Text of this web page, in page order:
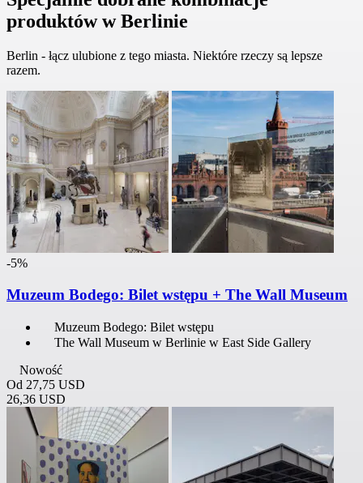
produktów w Berlinie
Berlin - łącz ulubione z tego miasta. Niektóre rzeczy są lepsze
razem.
-5%
Muzeum Bodego: Bilet wstępu + The Wall Museum
Muzeum Bodego: Bilet wstępu
The Wall Museum w Berlinie w East Side Gallery
Nowość
Od 27,75 USD
26,36 USD